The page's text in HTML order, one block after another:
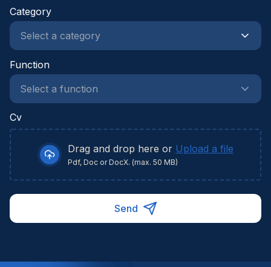
Category
Function
Cv
Drag and drop here or Upload a file
Pdf, Doc or DocX. (max. 50 MB)
Send